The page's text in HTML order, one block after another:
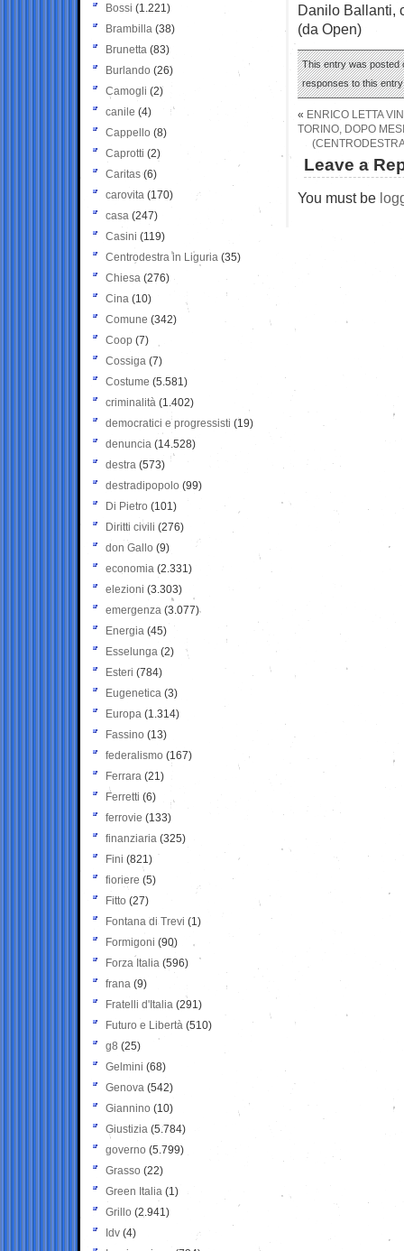
Danilo Ballanti,
(da Open)
This entry was posted
responses to this
« ENRICO LETTA
TORINO, DOPO
Leave a
You must be
Bossi (1.221)
Brambilla (38)
Brunetta (83)
Burlando (26)
Camogli (2)
canile (4)
Cappello (8)
Caprotti (2)
Caritas (6)
carovita (170)
casa (247)
Casini (119)
Centrodestra in Liguria (35)
Chiesa (276)
Cina (10)
Comune (342)
Coop (7)
Cossiga (7)
Costume (5.581)
criminalità (1.402)
democratici e progressisti (19)
denuncia (14.528)
destra (573)
destradipopolo (99)
Di Pietro (101)
Diritti civili (276)
don Gallo (9)
economia (2.331)
elezioni (3.303)
emergenza (3.077)
Energia (45)
Esselunga (2)
Esteri (784)
Eugenetica (3)
Europa (1.314)
Fassino (13)
federalismo (167)
Ferrara (21)
Ferretti (6)
ferrovie (133)
finanziaria (325)
Fini (821)
fioriere (5)
Fitto (27)
Fontana di Trevi (1)
Formigoni (90)
Forza Italia (596)
frana (9)
Fratelli d'Italia (291)
Futuro e Libertà (510)
g8 (25)
Gelmini (68)
Genova (542)
Giannino (10)
Giustizia (5.784)
governo (5.799)
Grasso (22)
Green Italia (1)
Grillo (2.941)
Idv (4)